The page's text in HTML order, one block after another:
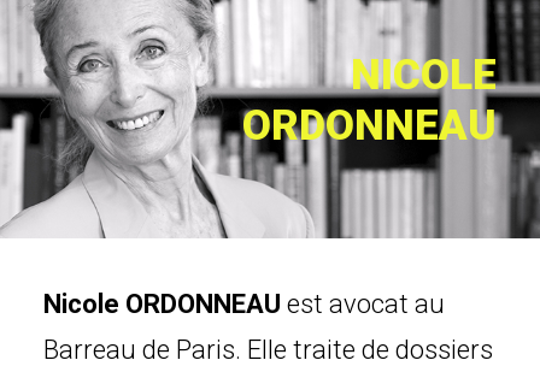
NICOLE
ORDONNEAU
Nicole ORDONNEAU est avocat au
Barreau de Paris. Elle traite de dossiers